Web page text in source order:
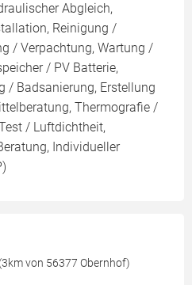
Abgleich,
Reinigung /
/ Verpachtung, Wartung /
/ PV Batterie,
/ Badsanierung, Erstellung
Thermografie /
/ Luftdichtheit,
Individueller
von 56377 Obernhof)